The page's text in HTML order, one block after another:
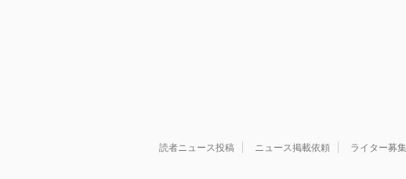
読者ニュース投稿 ニュース掲載依頼 ライター募集